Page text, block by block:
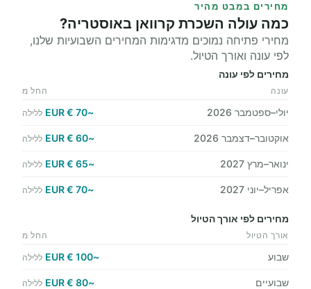
מחירים במבט מהיר
כמה עולה השכרת קרוואן באוסטריה?
מחירי פתיחה נמוכים מדגימות המחירים השבועיות שלנו,
לפי עונה ואורך הטיול.
מחירים לפי עונה
עונה החל מ
יולי–ספטמבר 2026 ~70 € EUR ללילה
אוקטובר–דצמבר 2026 ~60 € EUR ללילה
ינואר–מרץ 2027 ~65 € EUR ללילה
אפריל–יוני 2027 ~70 € EUR ללילה
מחירים לפי אורך הטיול
אורך הטיול החל מ
שבוע ~100 € EUR ללילה
שבועיים ~80 € EUR ללילה